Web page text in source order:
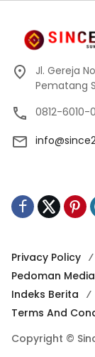
Jl. Gereja
Pematang
0812-6010-
Privacy Policy
Pedoman
Indeks Berita
Terms And
Copyright ©